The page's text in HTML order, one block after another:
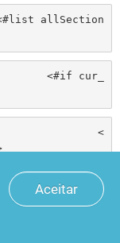
<
<
Aceitar